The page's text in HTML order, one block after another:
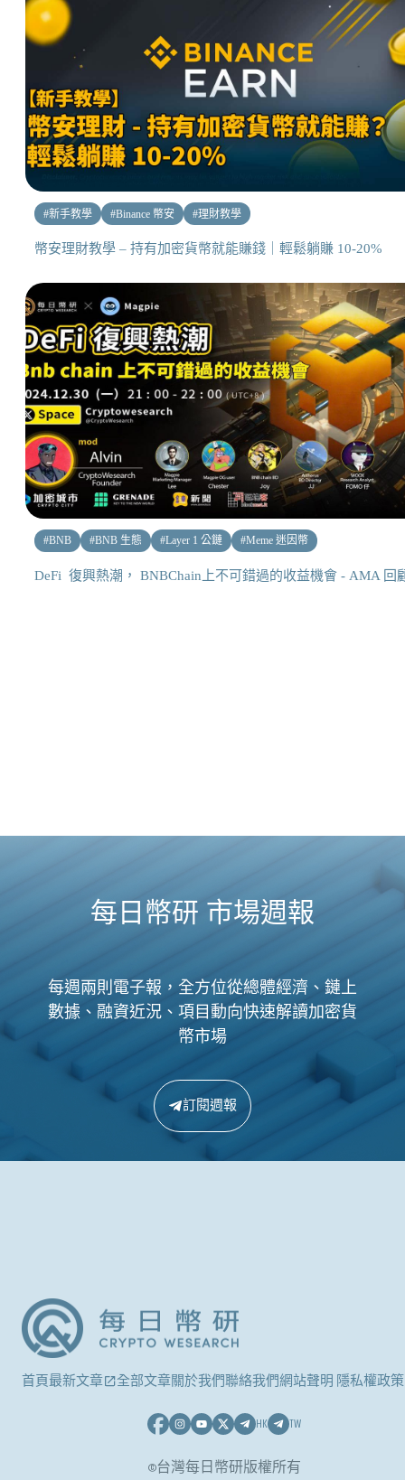
#新手教學 #Binance 幣安 #理財教學
幣安理財教學 – 持有加密貨幣就能賺錢｜輕鬆躺賺 10-20%
#BNB #BNB 生態 #Layer 1 公鏈 #Meme 迷因幣
DeFi 復興熱潮， BNBChain上不可錯過的收益機會 - AMA 回
每日幣研 市場週報
每週兩則電子報，全方位從總體經濟、鏈上
數據、融資近況、項目動向快速解讀加密貨
幣市場
訂閱週報
首頁最新文章 全部文章關於我們聯絡我們網站聲明 隱私權政策
HK TW
©台灣每日幣研版權所有